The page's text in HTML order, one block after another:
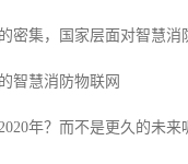
密集，国家层面对智慧
智慧消防物联网
年？而不是更久的未